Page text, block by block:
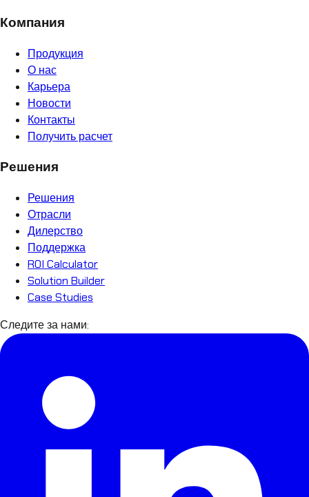
Компания
Продукция
О нас
Карьера
Новости
Контакты
Получить расчет
Решения
Решения
Отрасли
Дилерство
Поддержка
ROI Calculator
Solution Builder
Case Studies
Следите за нами: